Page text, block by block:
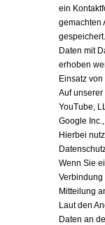
ein
gemachten
Daten mit
erhoben
Einsatz
Auf
YouTube,
Google
Hierbei
Wenn Sie
Verbindung
Mitteilung
Laut den
Daten an